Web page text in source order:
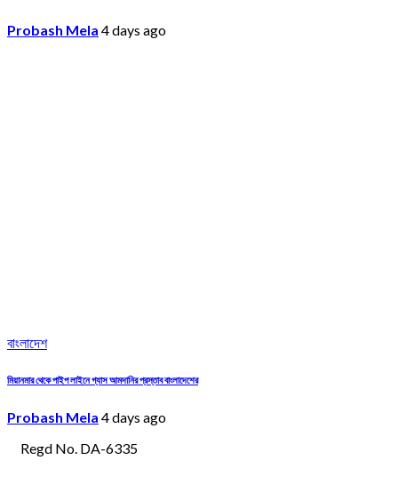
Probash Mela 4 days ago
বাংলাদেশ
মিয়ানমার থেকে পাইপ লাইনে গ্যাস আমদানির প্রস্তাব বাংলাদেশের
Probash Mela 4 days ago
Regd No. DA-6335